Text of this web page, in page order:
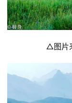
精
选
△图片